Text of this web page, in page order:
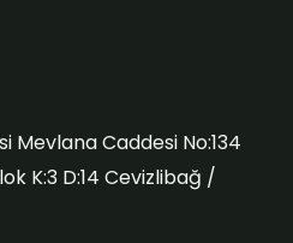
Mevlana Caddesi No:134
K:3 D:14 Cevizlibağ /